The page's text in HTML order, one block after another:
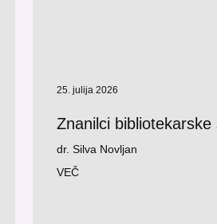
25. julija 2026
Znanilci bibliotekarske
dr. Silva Novljan
VEČ